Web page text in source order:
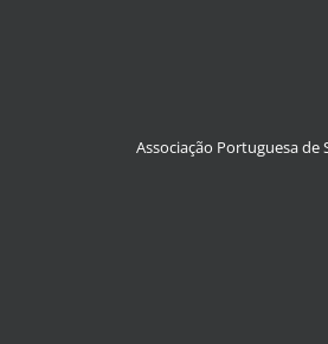
Associação Portuguesa de